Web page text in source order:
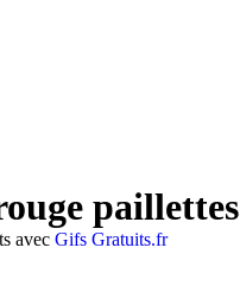
paillettes
avec Gifs Gratuits.fr